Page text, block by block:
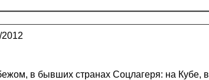
2012
в бывших странах Соцлагеря: на Кубе, в